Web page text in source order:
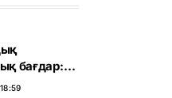
бағдар: